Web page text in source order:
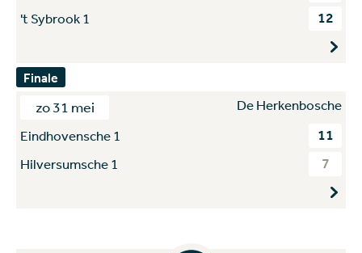
't Sybrook 1 12
Finale
zo 31 mei
De Herkenbosche
Eindhovensche 1
11
Hilversumsche 1 7